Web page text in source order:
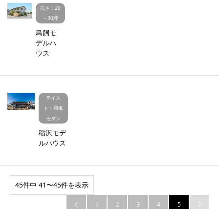
広さ：20
～30坪
鳥飼モ
デルハ
ウス
テイス
ト：和風
モダン
稲沢モデ
ルハウス
45件中 41〜45件を表示
 1 2 3 4 5 